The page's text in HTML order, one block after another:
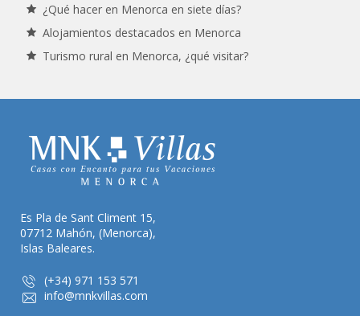
¿Qué hacer en Menorca en siete días?
Alojamientos destacados en Menorca
Turismo rural en Menorca, ¿qué visitar?
Es Pla de Sant Climent 15,
07712 Mahón, (Menorca),
Islas Baleares.
(+34) 971 153 571
info@mnkvillas.com